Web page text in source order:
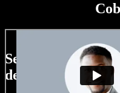
Sedikit contoh
dengan Speechify